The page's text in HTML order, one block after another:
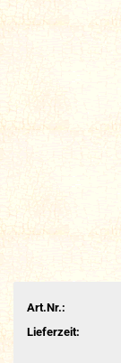
Art.Nr.:
Lieferzeit: